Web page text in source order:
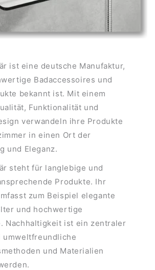
ist eine deutsche Manufaktur,
Badaccessoires und
bekannt ist. Mit einem
Funktionalität und
verwandeln ihre Produkte
in einen Ort der
und Eleganz.
steht für langlebige und
Produkte. Ihr
zum Beispiel elegante
und hochwertige
Nachhaltigkeit ist ein zentraler
umweltfreundliche
und Materialien